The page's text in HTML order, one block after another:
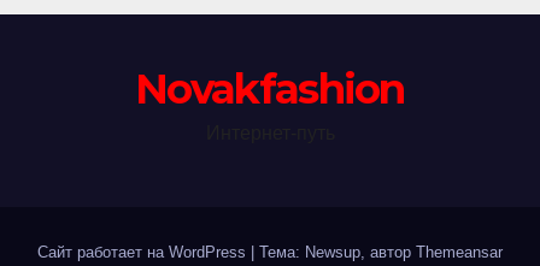
Novakfashion
Сайт работает на WordPress Тема: Newsup, автор Themeansar